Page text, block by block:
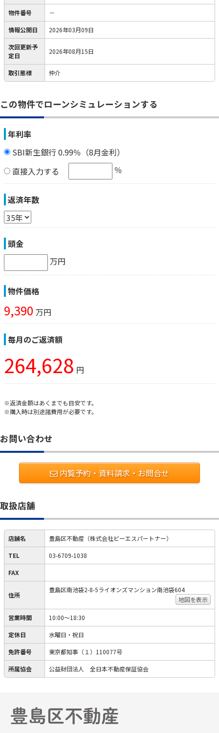
物件番号 －
情報公開日 2026年03月09日
次回更新予
定日
2026年08月15日
取引態様 仲介
この物件でローンシミュレーションする
年利率
SBI新生銀行 0.99％（8月金利）
直接入力する
％
返済年数
頭金
万円
物件価格
9,390 万円
毎月のご返済額
264,628 円
※返済金額はあくまでも目安です。
※購入時は別途諸費用が必要です。
お問い合わせ
内覧予約・資料請求・お問合せ
取扱店舗
店舗名 豊島区不動産（株式会社ビーエスパートナー）
TEL 03-6709-1038
FAX
住所
豊島区南池袋2-8-5ライオンズマンション南池袋604
地図を表示
営業時間 10:00～18:30
定休日 水曜日・祝日
免許番号 東京都知事（１）110077号
所属協会 公益財団法人 全日本不動産保証協会